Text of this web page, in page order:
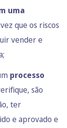
uma
que os riscos
vender e
processo
são
ter
e aprovado e